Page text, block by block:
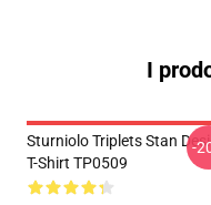
I
Sturniolo Triplets Stan
T-Shirt TP0509
-